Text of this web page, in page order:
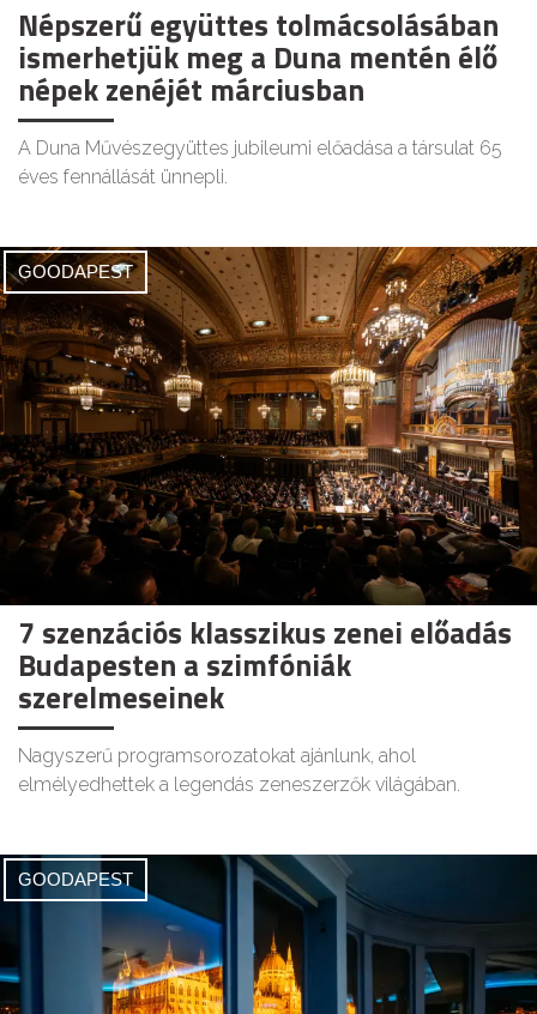
Népszerű együttes tolmácsolásában
ismerhetjük meg a Duna mentén élő
népek zenéjét márciusban
A Duna Művészegyüttes jubileumi előadása a társulat 65
éves fennállását ünnepli.
GOODAPEST
7 szenzációs klasszikus zenei előadás
Budapesten a szimfóniák
szerelmeseinek
Nagyszerű programsorozatokat ajánlunk, ahol
elmélyedhettek a legendás zeneszerzők világában.
GOODAPEST